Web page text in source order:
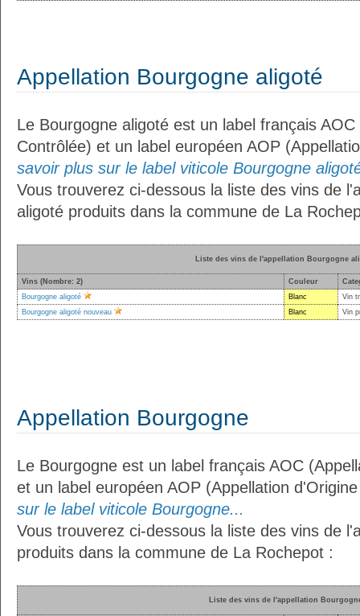
Appellation Bourgogne aligoté
Le Bourgogne aligoté est un label français
Contrôlée) et un label européen AOP
savoir plus sur le label viticole Bourgogne
Vous trouverez ci-dessous la liste des vins de
aligoté produits dans la commune de La
Liste des vins de l'appellation Bourgogne
Vins (Nombre: 2) Couleur
Bourgogne aligoté
Blanc
Vin
Bourgogne aligoté nouveau
Blanc Vin
Appellation Bourgogne
Le Bourgogne est un label français AOC
et un label européen AOP (Appellation
sur le label viticole Bourgogne...
Vous trouverez ci-dessous la liste des vins de
produits dans la commune de La Rochepot :
Liste des vins de l'appellation